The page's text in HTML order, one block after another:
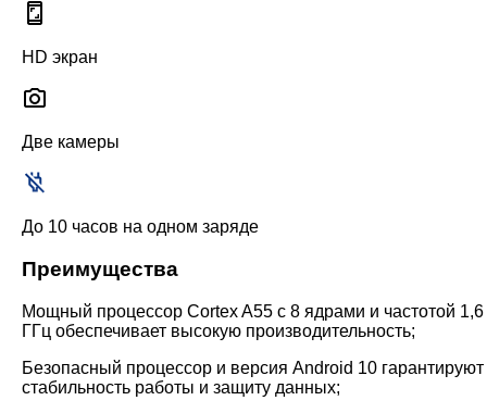
HD экран
Две камеры
До 10 часов на одном заряде
Преимущества
Мощный процессор Cortex A55 с 8 ядрами и частотой 1,6
ГГц обеспечивает высокую производительность;
Безопасный процессор и версия Android 10 гарантируют
стабильность работы и защиту данных;